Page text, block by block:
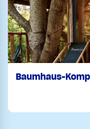
Baumhaus-